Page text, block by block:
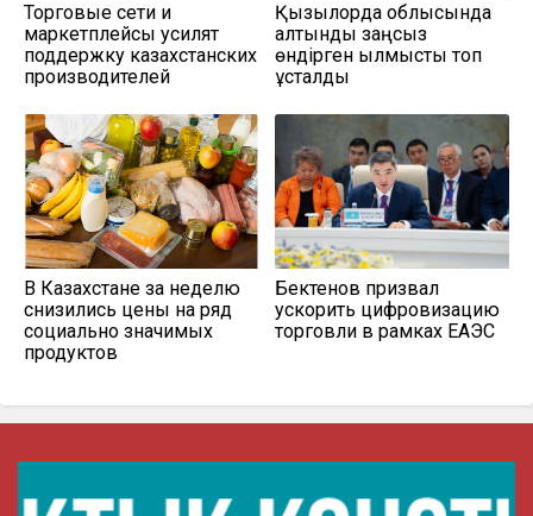
Торговые сети и
маркетплейсы усилят
поддержку казахстанских
производителей
Қызылорда облысында
алтынды заңсыз
өндірген қылмыстық топ
ұсталды
В Казахстане за неделю
снизились цены на ряд
социально значимых
продуктов
Бектенов призвал
ускорить цифровизацию
торговли в рамках ЕАЭС